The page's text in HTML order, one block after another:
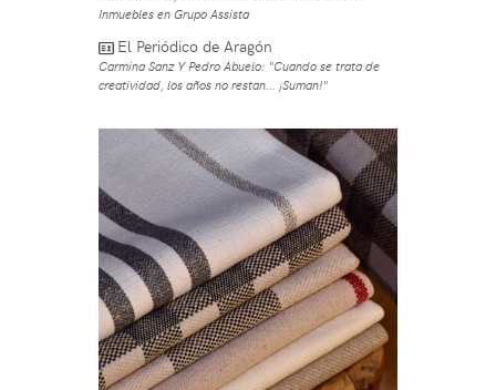
Inmuebles en Grupo Assista
El Periódico de Aragón
Carmina Sanz Y Pedro Abuelo: "Cuando se trata de
creatividad, los años no restan... ¡Suman!"